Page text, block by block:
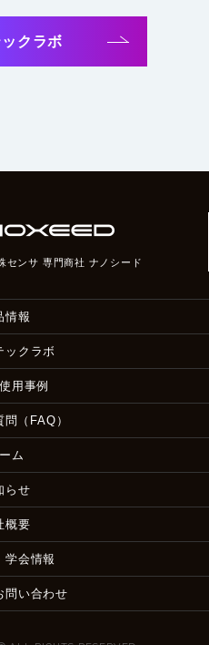
クラボ
センサ 専門商社 ナノシード
情報
ックラボ
用事例
（FAQ）
ム
らせ
概要
学会情報
問い合わせ